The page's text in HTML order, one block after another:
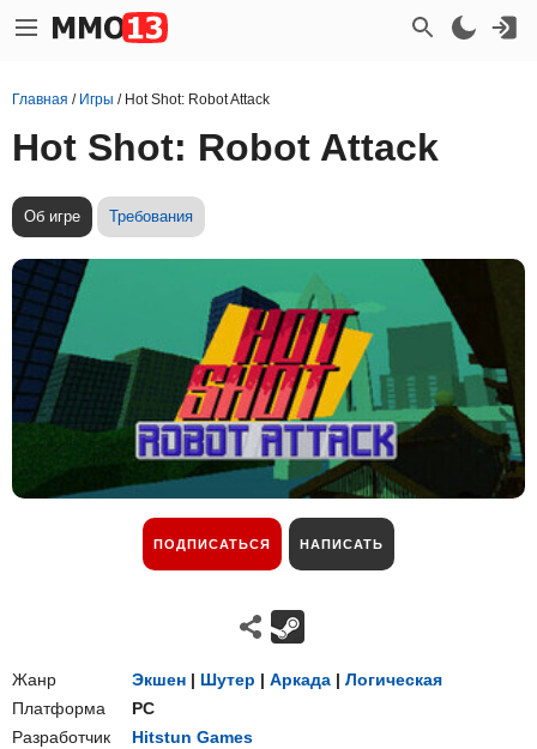
Главная / Игры / Hot Shot: Robot Attack
Hot Shot: Robot Attack
Об игре Требования
ПОДПИСАТЬСЯ НАПИСАТЬ
Жанр Экшен | Шутер | Аркада | Логическая
Платформа
PC
Разработчик
Hitstun Games